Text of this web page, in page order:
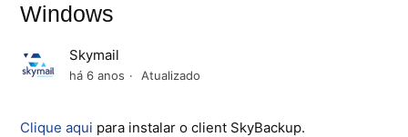
Painel De Controle
Backup
Windows
Skymail
há 6 anos Atualizado
Clique aqui para instalar o client SkyBackup.